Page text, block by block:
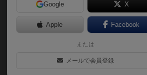
作品説明文の編集者を募集
ブルーノ・カタラ（Bruno Cathala）
ジョナサン・アウグムテ（Jonathan
コリア・ボードゲームズ（Korea
Google X
Apple Facebook
または
メールで会員登録